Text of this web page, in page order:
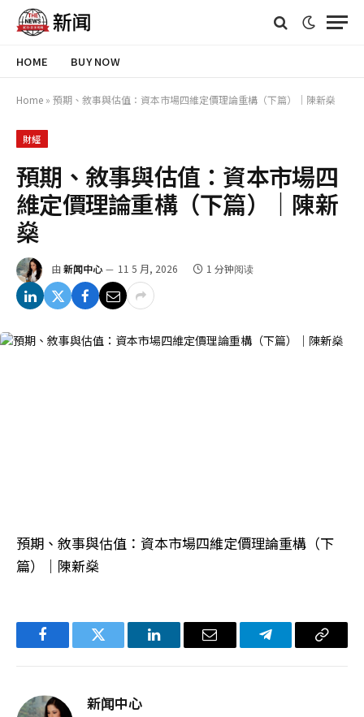
HOME BUY NOW
Home » 預期、敘事與估值：資本市場四維定價理論重構（下篇）｜陳新燊
財經
預期、敘事與估值：資本市場四
維定價理論重構（下篇）｜陳新
燊
由 新闻中心 11 5 月, 2026 1 分钟阅读
預期、敘事與估值：資本市場四維定價理論重構（下
篇）｜陳新燊
FacebookTwitter LinkedIn电
Telegram复
新闻中心